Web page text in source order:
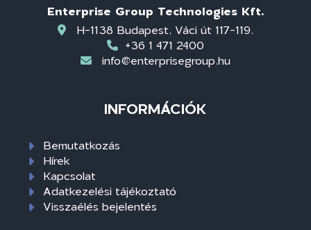
Enterprise Group Technologies Kft.
H-1138 Budapest, Váci út 117-119.
+36 1 471 2400
info@enterprisegroup.hu
INFORMÁCIÓK
Bemutatkozás
Hírek
Kapcsolat
Adatkezelési tájékoztató
Visszaélés bejelentés